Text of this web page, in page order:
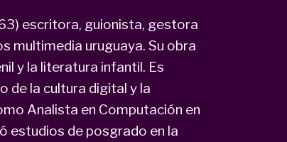
escritora, guionista, gestora
multimedia uruguaya. Su obra
y la literatura infantil. Es
de la cultura digital y la
Analista en Computación en
estudios de posgrado en la